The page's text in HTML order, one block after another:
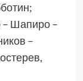
– Шапиро –
–